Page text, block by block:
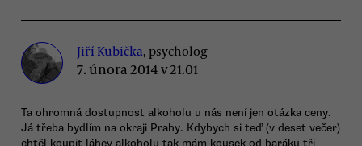
Jiří Kubička, psycholog
7. února 2014 v 21.01
Ta ohromná dostupnost alkoholu u nás není jen otázka ceny.
Já třeba bydlím na okraji Prahy. Kdybych si teď (v deset večer)